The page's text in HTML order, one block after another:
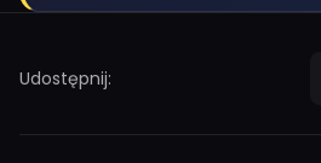
Udostępnij: